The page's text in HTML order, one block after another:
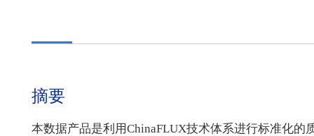
摘要
本数据产品是利用ChinaFLUX技术体系进行标准化的